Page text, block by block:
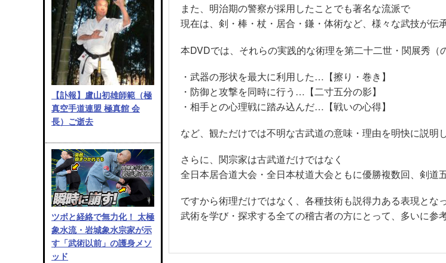
【訃報】盧山初雄師範（極
真空手道連盟 極真館 会
長）ご逝去
ツボと経絡で無力化！ 太極
象水流・岩城象水宗家が示
す「武術以前」の護身メソ
ッド
また、明治期の警察が採用したことでも著名な流派で
現在は、剣・棒・杖・居合・鎌・体術など、様々な武技が伝
本DVDでは、それらの実践的な術理を第二十二世・関展秀（
・武器の形状を最大に利用した…【擦り・巻き】
・防御と攻撃を同時に行う…【二寸五分の影】
・相手との心理戦に踏み込んだ…【戦いの心得】
など、観ただけでは不明な古武道の意味・理由を明快に説明
さらに、関宗家は古武道だけではなく
全日本居合道大会・全日本杖道大会ともに優勝複数回、剣道
ですから術理だけではなく、各種技術も説得力ある表現とな
武術を学び・探求する全ての稽古者の方にとって、多いに参